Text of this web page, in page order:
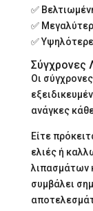
✅
✅
✅
Σύγχρονες
Οι
ανάγκες
Είτε
ελιές ή
λιπασμάτων
συμβάλει